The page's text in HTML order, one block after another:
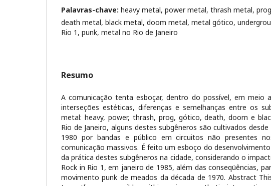
Palavras-chave: heavy metal, power metal, thrash metal,
death metal, black metal, doom metal, metal gótico,
Rio 1, punk, metal no Rio de Janeiro
Resumo
A comunicação tenta esboçar, dentro do possível, em meio
interseções estéticas, diferenças e semelhanças entre os
metal: heavy, power, thrash, prog, gótico, death, doom e
Rio de Janeiro, alguns destes subgêneros são cultivados desde
1980 por bandas e público em circuitos não presentes
comunicação massivos. É feito um esboço do
da prática destes subgêneros na cidade, considerando o
Rock in Rio 1, em janeiro de 1985, além das conseqüências,
movimento punk de meados da década de 1970. Abstract